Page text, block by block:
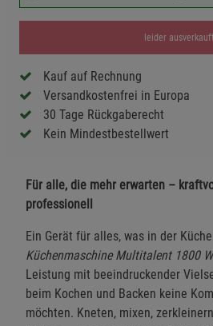
leider ausverkauft
Kauf auf Rechnung
Versandkostenfrei in Europa
30 Tage Rückgaberecht
Kein Mindestbestellwert
Für alle, die mehr erwarten –
professionell
Ein Gerät für alles, was in der
Küchenmaschine Multitalent 1800 W
Leistung mit beeindruckender
beim Kochen und Backen keine
möchten. Kneten, mixen,